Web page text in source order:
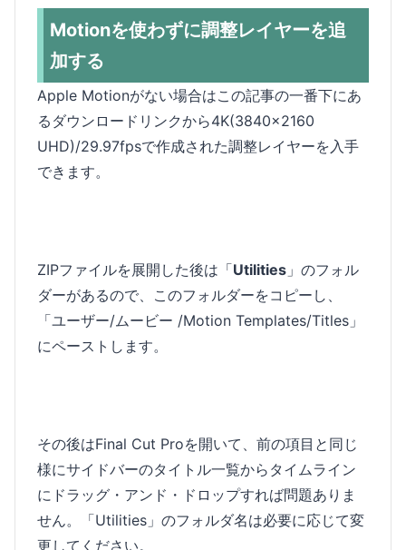
Motionを使わずに調整レイヤーを追
加する
Apple Motionがない場合はこの記事の一番下にあ
るダウンロードリンクから4K(3840x2160
UHD)/29.97fpsで作成された調整レイヤーを入手
できます。
ZIPファイルを展開した後は「Utilities 」のフォル
ダーがあるので、このフォルダーをコピーし、
「ユーザー/ムービー /Motion Templates/Titles」
にペーストします。
その後はFinal Cut Proを開いて、前の項目と同じ
様にサイドバーのタイトル一覧からタイムライン
にドラッグ・アンド・ドロップすれば問題ありま
せん。「Utilities」のフォルダ名は必要に応じて変
更してください。